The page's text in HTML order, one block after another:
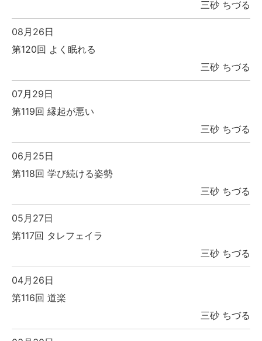
三砂 ちづる
08月26日
第120回 よく眠れる
三砂 ちづる
07月29日
第119回 縁起が悪い
三砂 ちづる
06月25日
第118回 学び続ける姿勢
三砂 ちづる
05月27日
第117回 タレフェイラ
三砂 ちづる
04月26日
第116回 道楽
三砂 ちづる